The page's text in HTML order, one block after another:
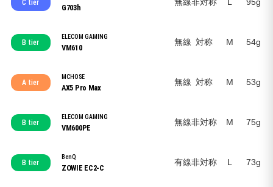
C tier
G703h
無線非対称 L 95g
B tier
ELECOM GAMING
VM610
無線 対称 M 54g
A tier
MCHOSE
AX5 Pro Max
無線 対称 M 53g
B tier
ELECOM GAMING
VM600PE
無線非対称 M 75g
B tier
BenQ
ZOWIE EC2-C
有線非対称 L 73g